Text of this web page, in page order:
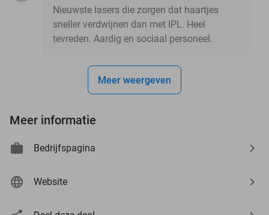
Nieuwste lasers die zorgen dat haartjes
sneller verdwijnen dan met IPL. Heel
tevreden. Aardig en sociaal personeel.
Meer weergeven
Meer informatie
Bedrijfspagina
Website